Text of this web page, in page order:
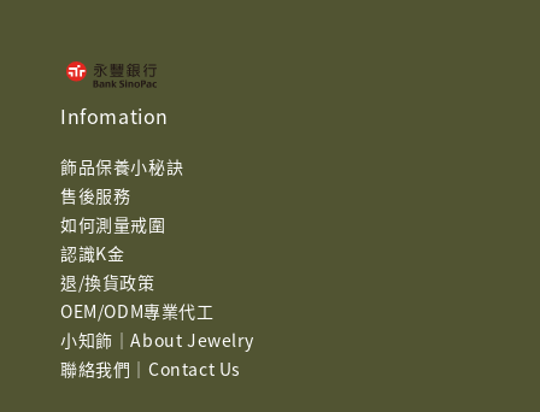
Infomation
飾品保養小秘訣
售後服務
如何測量戒圍
認識K金
退/換貨政策
OEM/ODM專業代工
小知飾｜About Jewelry
聯絡我們｜Contact Us